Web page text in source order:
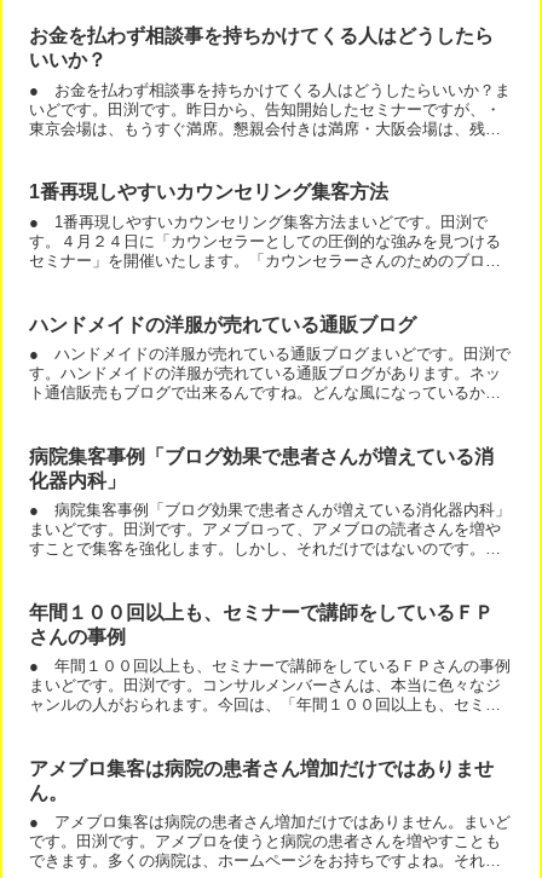
お金を払わず相談事を持ちかけてくる人はどうしたら
いいか？
● お金を払わず相談事を持ちかけてくる人はどうしたらいいか？ま
いどです。田渕です。昨日から、告知開始したセミナーですが、・
東京会場は、もうすぐ満席。懇親会付きは満席・大阪会場は、残り
1番再現しやすいカウンセリング集客方法
● 1番再現しやすいカウンセリング集客方法まいどです。田渕で
す。４月２４日に「カウンセラーとしての圧倒的な強みを見つける
セミナー」を開催いたします。「カウンセラーさんのためのブログ
ハンドメイドの洋服が売れている通販ブログ
● ハンドメイドの洋服が売れている通販ブログまいどです。田渕で
す。ハンドメイドの洋服が売れている通販ブログがあります。ネッ
ト通信販売もブログで出来るんですね。どんな風になっているか？
病院集客事例「ブログ効果で患者さんが増えている消
化器内科」
● 病院集客事例「ブログ効果で患者さんが増えている消化器内科」
まいどです。田渕です。アメブロって、アメブロの読者さんを増や
すことで集客を強化します。しかし、それだけではないのです。例
年間１００回以上も、セミナーで講師をしているＦＰ
さんの事例
● 年間１００回以上も、セミナーで講師をしているＦＰさんの事例
まいどです。田渕です。コンサルメンバーさんは、本当に色々なジ
ャンルの人がおられます。今回は、「年間１００回以上も、セミナ
アメブロ集客は病院の患者さん増加だけではありませ
ん。
● アメブロ集客は病院の患者さん増加だけではありません。まいど
です。田渕です。アメブロを使うと病院の患者さんを増やすことも
できます。多くの病院は、ホームページをお持ちですよね。それ以